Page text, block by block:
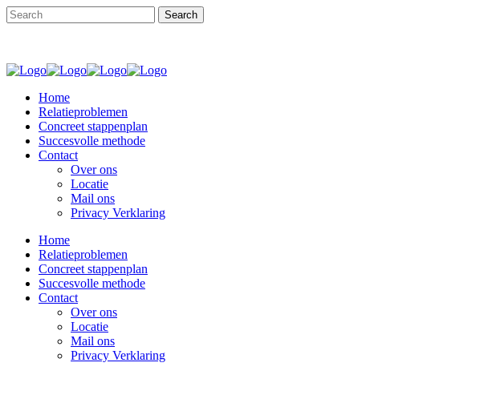
Home
Relatieproblemen
Concreet stappenplan
Succesvolle methode
Contact
Over ons
Locatie
Mail ons
Privacy Verklaring
Home
Relatieproblemen
Concreet stappenplan
Succesvolle methode
Contact
Over ons
Locatie
Mail ons
Privacy Verklaring